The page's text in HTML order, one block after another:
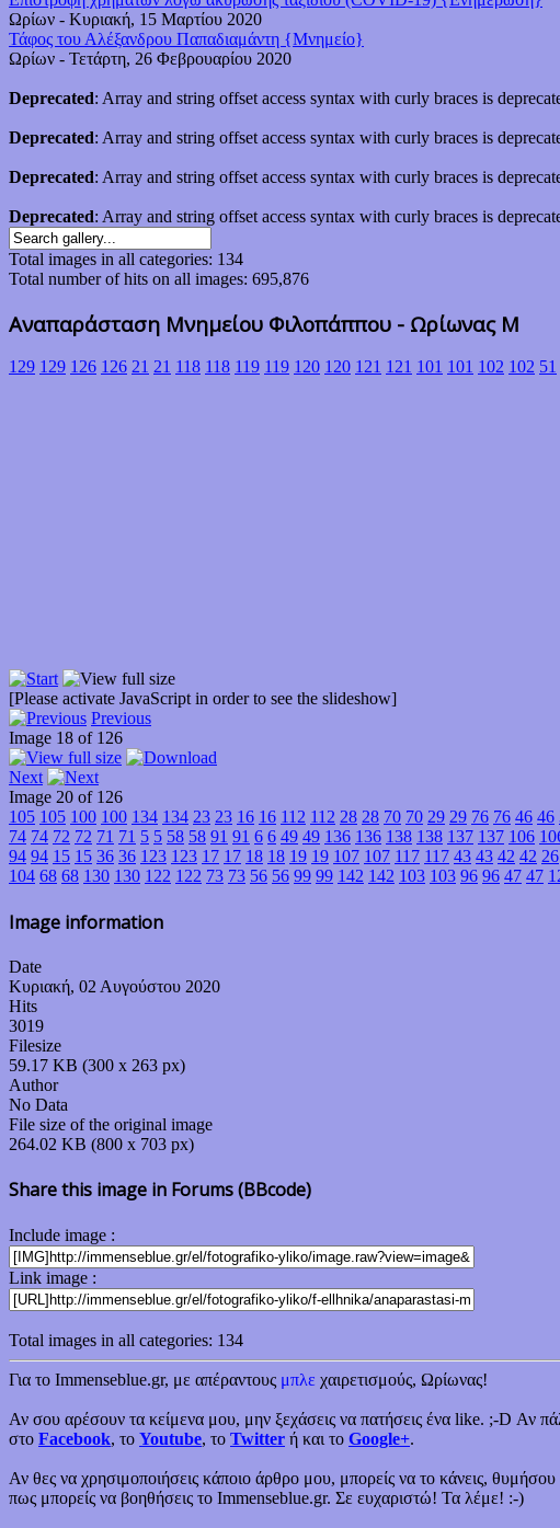
Ωρίων - Κυριακή, 15 Μαρτίου 2020
Τάφος του Αλέξανδρου Παπαδιαμάντη {Μνημείο}
Ωρίων - Τετάρτη, 26 Φεβρουαρίου 2020
Deprecated: Array and string offset access syntax with curly braces is
Deprecated: Array and string offset access syntax with curly braces is
Deprecated: Array and string offset access syntax with curly braces is
Deprecated: Array and string offset access syntax with curly braces is
Total images in all categories: 134
Total number of hits on all images: 695,876
Αναπαράσταση Μνημείου Φιλοπάππου - Ωρίωνας Μ
129 129 126 126 21 21 118 118 119 119 120 120 121 121 101 101 102 102 51
[Please activate JavaScript in order to see the slideshow]
Previous
Image 18 of 126
Next
Image 20 of 126
105 105 100 100 134 134 23 23 16 16 112 112 28 28 70 70 29 29 76 76 46 46
74 74 72 72 71 71 5 5 58 58 91 91 6 6 49 49 136 136 138 138 137 137 106
94 94 15 15 36 36 123 123 17 17 18 18 19 19 107 107 117 117 43 43 42 42 26
104 68 68 130 130 122 122 73 73 56 56 99 99 142 142 103 103 96 96 47 47
Image information
Date
Κυριακή, 02 Αυγούστου 2020
Hits
3019
Filesize
59.17 KB (300 x 263 px)
Author
No Data
File size of the original image
264.02 KB (800 x 703 px)
Share this image in Forums (BBcode)
Include image :
Link image :
Total images in all categories: 134
Για το Immenseblue.gr, με απέραντους μπλε χαιρετισμούς, Ωρίωνας!
Αν σου αρέσουν τα κείμενα μου, μην ξεχάσεις να πατήσεις ένα like. ;-D Αν
στο Facebook, το Youtube, το Twitter ή και το Google+.
Αν θες να χρησιμοποιήσεις κάποιο άρθρο μου, μπορείς να το κάνεις,
πως μπορείς να βοηθήσεις το Immenseblue.gr. Σε ευχαριστώ! Τα λέμε! :-)